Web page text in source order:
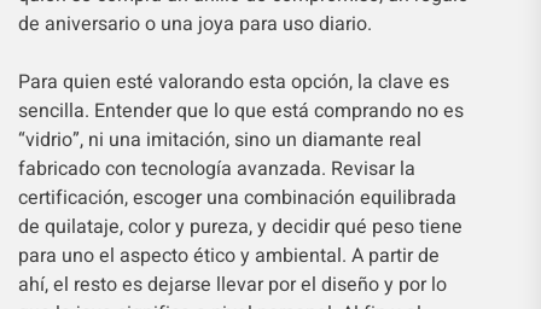
de aniversario o una joya para uso diario.
Para quien esté valorando esta opción, la clave es
sencilla. Entender que lo que está comprando no es
“vidrio”, ni una imitación, sino un diamante real
fabricado con tecnología avanzada. Revisar la
certificación, escoger una combinación equilibrada
de quilataje, color y pureza, y decidir qué peso tiene
para uno el aspecto ético y ambiental. A partir de
ahí, el resto es dejarse llevar por el diseño y por lo